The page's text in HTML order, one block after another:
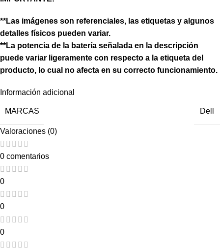
**Las imágenes son referenciales, las etiquetas y algunos
detalles físicos pueden variar.
**La potencia de la batería señalada en la descripción
puede variar ligeramente con respecto a la etiqueta del
producto, lo cual no afecta en su correcto funcionamiento.
Información adicional
MARCAS Dell
Valoraciones (0)
0 comentarios
0
0
0